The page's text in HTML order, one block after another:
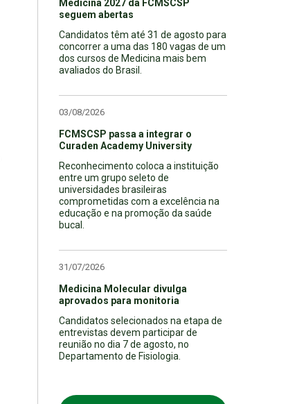
Medicina 2027 da FCMSCSP
seguem abertas
Candidatos têm até 31 de agosto para
concorrer a uma das 180 vagas de um
dos cursos de Medicina mais bem
avaliados do Brasil.
03/08/2026
FCMSCSP passa a integrar o
Curaden Academy University
Reconhecimento coloca a instituição
entre um grupo seleto de
universidades brasileiras
comprometidas com a excelência na
educação e na promoção da saúde
bucal.
31/07/2026
Medicina Molecular divulga
aprovados para monitoria
Candidatos selecionados na etapa de
entrevistas devem participar de
reunião no dia 7 de agosto, no
Departamento de Fisiologia.